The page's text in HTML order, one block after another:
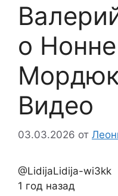
о Нонне
Видео
03.03.2026 от
@LidijaLidija-wi3kk
1 год назад